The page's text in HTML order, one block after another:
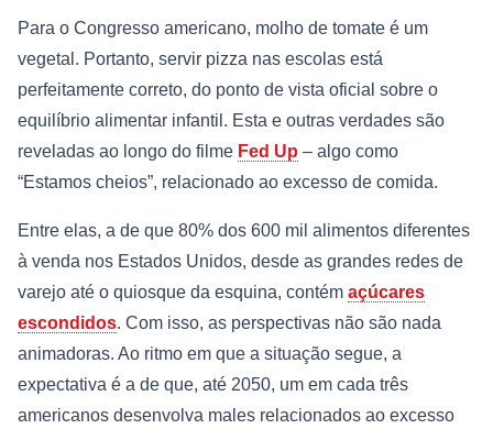
Para o Congresso americano, molho de tomate é um
vegetal. Portanto, servir pizza nas escolas está
perfeitamente correto, do ponto de vista oficial sobre o
equilíbrio alimentar infantil. Esta e outras verdades são
reveladas ao longo do filme Fed Up – algo como
“Estamos cheios”, relacionado ao excesso de comida.
Entre elas, a de que 80% dos 600 mil alimentos diferentes
à venda nos Estados Unidos, desde as grandes redes de
varejo até o quiosque da esquina, contém açúcares
escondidos. Com isso, as perspectivas não são nada
animadoras. Ao ritmo em que a situação segue, a
expectativa é a de que, até 2050, um em cada três
americanos desenvolva males relacionados ao excesso